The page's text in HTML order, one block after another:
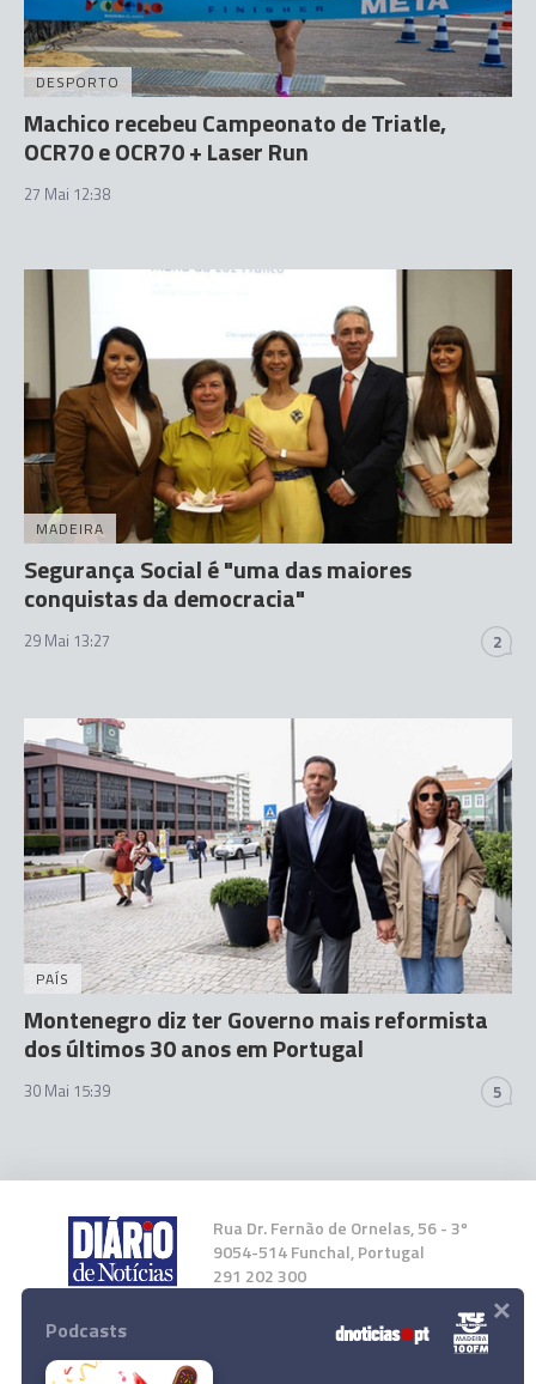
DESPORTO
Machico recebeu Campeonato de Triatle,
OCR70 e OCR70 + Laser Run
27 Mai 12:38
MADEIRA
Segurança Social é "uma das maiores
conquistas da democracia"
29 Mai 13:27 2
PAÍS
Montenegro diz ter Governo mais reformista
dos últimos 30 anos em Portugal
30 Mai 15:39 5
Rua Dr. Fernão de Ornelas, 56 - 3º
9054-514 Funchal, Portugal
291 202 300
Instale a nossa App
Podcasts ×